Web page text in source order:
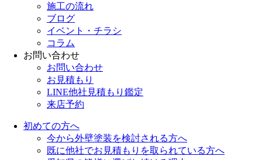
施工の流れ
ブログ
イベント・チラシ
コラム
お問い合わせ
お問い合わせ
お見積もり
LINE他社見積もり鑑定
来店予約
初めての方へ
今から外壁塗装を検討される方へ
既に他社でお見積もりを取られている方へ